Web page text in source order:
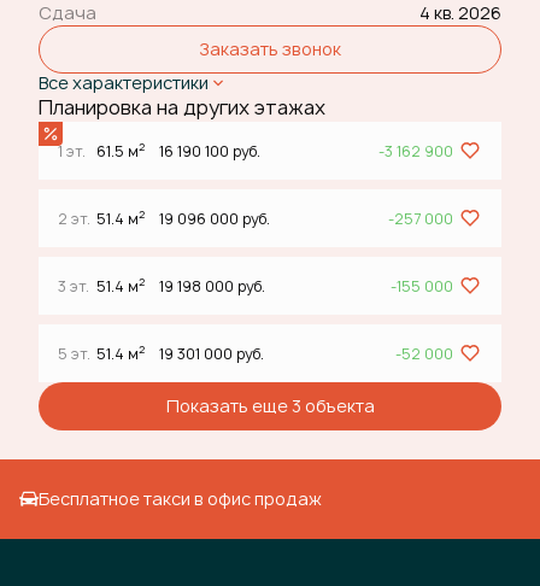
Сдача
4 кв. 2026
Заказать звонок
Все характеристики
Планировка на других этажах
1 эт. 61.5 м2 16 190 100 руб. -3 162 900
2 эт. 51.4 м2 19 096 000 руб. -257 000
3 эт. 51.4 м2 19 198 000 руб. -155 000
5 эт. 51.4 м2 19 301 000 руб. -52 000
Показать еще 3 объектa
Бесплатное такси в офис продаж